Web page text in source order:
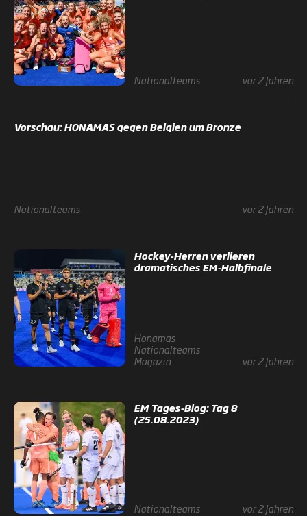
Nationalteams vor 2 Jahren
Vorschau: HONAMAS gegen Belgien um Bronze
Nationalteams vor 2 Jahren
Hockey-Herren verlieren
dramatisches EM-Halbfinale
Honamas
Nationalteams
Magazin
vor 2 Jahren
EM Tages-Blog: Tag 8
(25.08.2023)
Nationalteams vor 2 Jahren